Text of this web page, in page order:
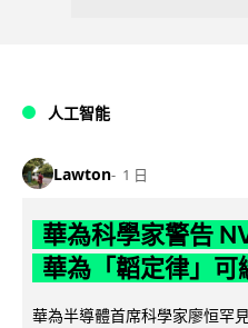
人工智能
Lawton 1 日
華為科學家警告
華為「韜定律」可
華為半導體首席科學家廖恒罕